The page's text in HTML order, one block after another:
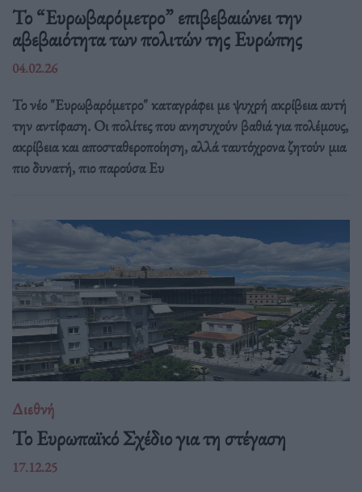
Το “Ευρωβαρόμετρο” επιβεβαιώνει την
αβεβαιότητα των πολιτών της Ευρώπης
04.02.26
Το νέο "Ευρωβαρόμετρο" καταγράφει με ψυχρή ακρίβεια αυτή
την αντίφαση. Oι πολίτες που ανησυχούν βαθιά για πολέμους,
ακρίβεια και αποσταθεροποίηση, αλλά ταυτόχρονα ζητούν μια
πιο δυνατή, πιο παρούσα Ευ
Διεθνή
Το Ευρωπαϊκό Σχέδιο για τη στέγαση
17.12.25